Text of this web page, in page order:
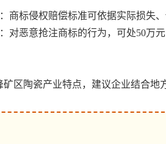
商标侵权赔偿标准可依据实际损失
对恶意抢注商标的行为，可处50万
矿区陶瓷产业特点，建议企业结合地